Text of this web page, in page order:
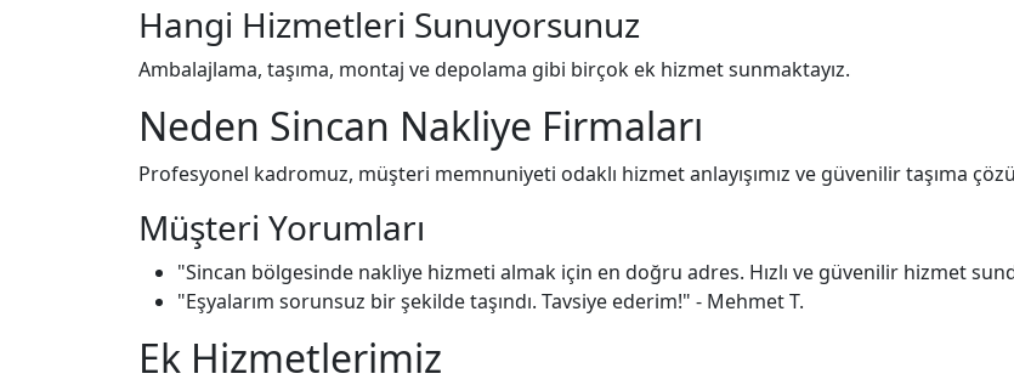
Hangi Hizmetleri Sunuyorsunuz
Ambalajlama, taşıma, montaj ve depolama gibi birçok ek hizmet sunmaktayız.
Neden Sincan Nakliye Firmaları
Profesyonel kadromuz, müşteri memnuniyeti odaklı hizmet anlayışımız ve güvenilir taşıma
Müşteri Yorumları
"Sincan bölgesinde nakliye hizmeti almak için en doğru adres. Hızlı ve güvenilir hizmet
"Eşyalarım sorunsuz bir şekilde taşındı. Tavsiye ederim!" - Mehmet T.
Ek Hizmetlerimiz